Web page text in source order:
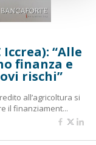
“Alle
finanza e
rischi”
all’agricoltura si
il finanziament...